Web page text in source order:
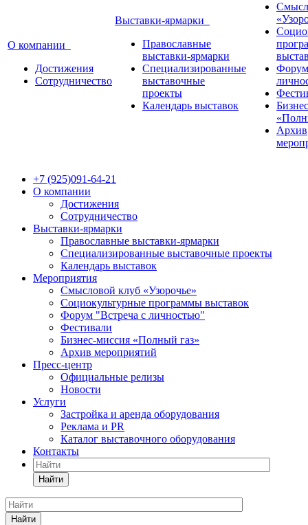
О компании
Достижения
Сотрудничество
Выставки-ярмарки
Православные
выставки-ярмарки
Специализированные
выставочные
проекты
Календарь выставок
Форум
Архив
+7 (925)091-64-21
О компании
Достижения
Сотрудничество
Выставки-ярмарки
Православные выставки-ярмарки
Специализированные выставочные проекты
Календарь выставок
Мероприятия
Смысловой клуб «Узорочье»
Социокультурные программы выставок
Форум "Встреча с личностью"
Фестивали
Бизнес-миссия «Полный газ»
Архив мероприятий
Пресс-центр
Официальные релизы
Новости
Услуги
Застройка и аренда оборудования
Реклама и PR
Каталог выставочного оборудования
Контакты
Найти
Найти